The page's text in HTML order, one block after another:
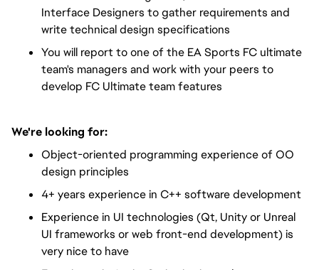
Interface Designers to gather requirements and
write technical design specifications
You will report to one of the EA Sports FC ultimate
team's managers and work with your peers to
develop FC Ultimate team features
We're looking for:
Object-oriented programming experience of OO
design principles
4+ years experience in C++ software development
Experience in UI technologies (Qt, Unity or Unreal
UI frameworks or web front-end development) is
very nice to have